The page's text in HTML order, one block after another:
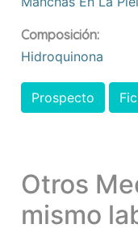
Composición:
Hidroquinona
Prospecto
Otros
mismo